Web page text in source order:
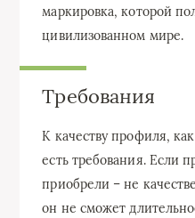
маркировка, которой
цивилизованном мире.
Требования
К качеству профиля,
есть требования. Если
приобрели – не
он не сможет